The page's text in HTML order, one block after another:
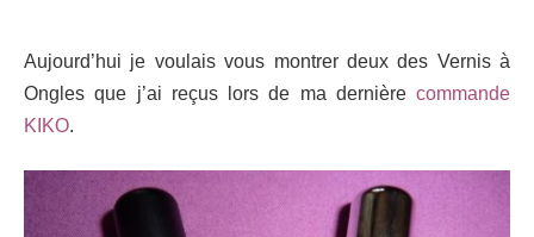
Aujourd’hui je voulais vous montrer deux des Vernis à
Ongles que j’ai reçus lors de ma dernière commande
KIKO.